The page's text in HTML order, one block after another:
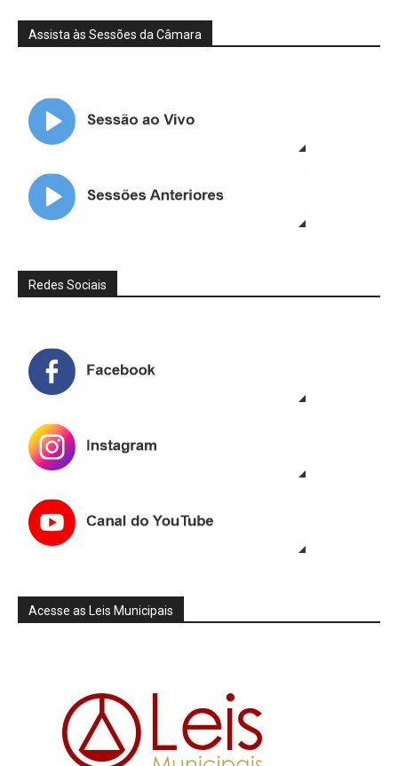
Assista às Sessões da Câmara
Redes Sociais
Acesse as Leis Municipais